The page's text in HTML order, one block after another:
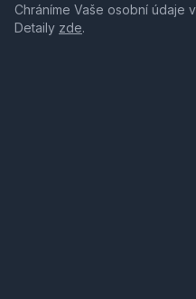
Chráníme Vaše osobní údaje
Detaily zde.